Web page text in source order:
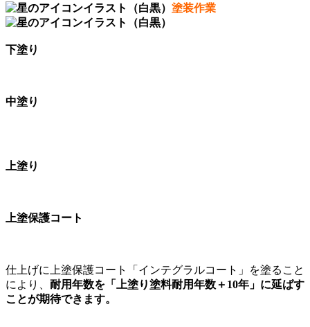
塗装作業
下塗り
中塗り
上塗り
上塗保護コート
仕上げに上塗保護コート「インテグラルコート」を塗ること
により、 耐用年数を「上塗り塗料耐用年数＋10年」に延ばす
ことが期待できます。